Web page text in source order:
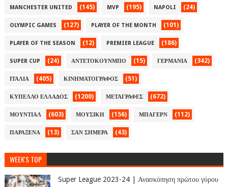
MANCHESTER UNITED (145) MVP (195) NAPOLI (24)
OLYMPIC GAMES (127) PLAYER OF THE MONTH (101)
PLAYER OF THE SEASON (12) PREMIER LEAGUE (186)
SUPER CUP (24) ΑΝΤΕΤΟΚΟΥΝΜΠΟ (15) ΓΕΡΜΑΝΙΑ (342)
ΙΤΑΛΙΑ (405) ΚΙΝΗΜΑΤΟΓΡΑΦΟΣ (51)
ΚΥΠΕΛΛΟ ΕΛΛΑΔΟΣ (1200) ΜΕΤΑΓΡΑΦΕΣ (672)
ΜΟΥΝΤΙΑΛ (603) ΜΟΥΣΙΚΗ (156) ΜΠΑΓΕΡΝ (112)
ΠΑΡΑΞΕΝΑ (13) ΣΑΝ ΣΗΜΕΡΑ (43)
WEEK'S TOP
Super League 2023-24 | Ανασκόπηση πρώτου γύρου